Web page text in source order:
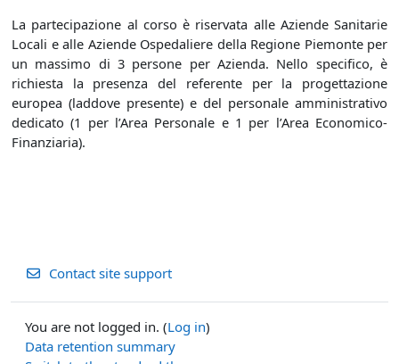
La partecipazione al corso è riservata alle Aziende Sanitarie
Locali e alle Aziende Ospedaliere della Regione Piemonte per
un massimo di 3 persone per Azienda. Nello specifico, è
richiesta la presenza del referente per la progettazione
europea (laddove presente) e del personale amministrativo
dedicato (1 per l’Area Personale e 1 per l’Area Economico-
Finanziaria).
Contact site support
You are not logged in. (Log in)
Data retention summary